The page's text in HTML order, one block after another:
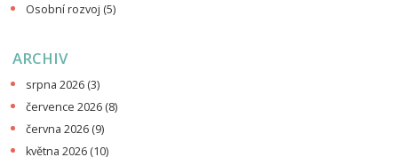
Osobní rozvoj (5)
ARCHIV
srpna 2026 (3)
července 2026 (8)
června 2026 (9)
května 2026 (10)